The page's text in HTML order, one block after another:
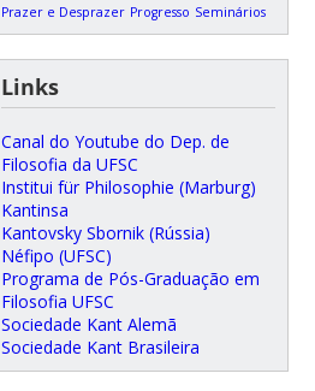
Prazer e Desprazer Progresso Seminários
Links
Canal do Youtube do Dep. de
Filosofia da UFSC
Institui für Philosophie (Marburg)
Kantinsa
Kantovsky Sbornik (Rússia)
Néfipo (UFSC)
Programa de Pós-Graduação em
Filosofia UFSC
Sociedade Kant Alemã
Sociedade Kant Brasileira